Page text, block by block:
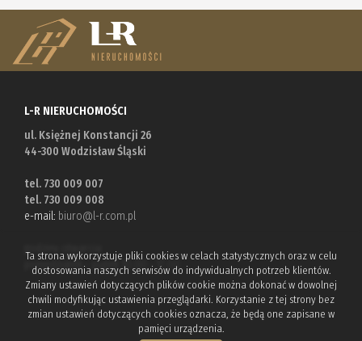
L-R NIERUCHOMOŚCI
ul. Księżnej Konstancji 26
44-300 Wodzisław Śląski
tel. 730 009 007
tel. 730 009 008
e-mail: biuro@l-r.com.pl
godziny otwarcia:
poniedziałek - piątek 10.00 - 17.00
Ta strona wykorzystuje pliki cookies w celach statystycznych oraz w celu
dostosowania naszych serwisów do indywidualnych potrzeb klientów.
Zmiany ustawień dotyczących plików cookie można dokonać w dowolnej
chwili modyfikując ustawienia przeglądarki. Korzystanie z tej strony bez
zmian ustawień dotyczących cookies oznacza, że będą one zapisane w
pamięci urządzenia.